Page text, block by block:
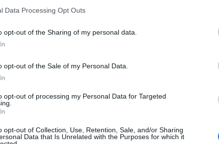
Data Processing Opt Outs
opt-out of the Sharing of my personal data.
opt-out of the Sale of my Personal Data.
opt-out of processing my Personal Data for Targeted
opt-out of Collection, Use, Retention, Sale, and/or Sharing
Data that Is Unrelated with the Purposes for which it
mint 526 kilométernyi 4 és 5 számjegyű mellékút
mintegy 41 kilométernyi út felújítása valósult
Zrt. 2018-ban a TOP keretein belül országosan
indította el. A programról bővebb információt
Operatív Program (TOP)